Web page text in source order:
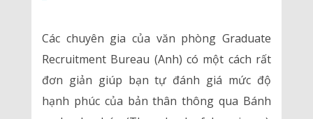
Các chuyên gia của văn phòng Graduate
Recruitment Bureau (Anh) có một cách rất
đơn giản giúp bạn tự đánh giá mức độ
hạnh phúc của bản thân thông qua Bánh